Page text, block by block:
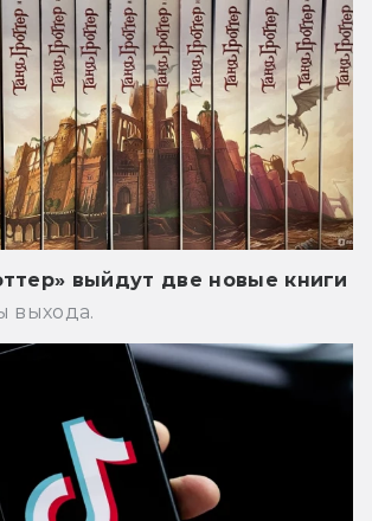
выйдут две новые книги
выхода.